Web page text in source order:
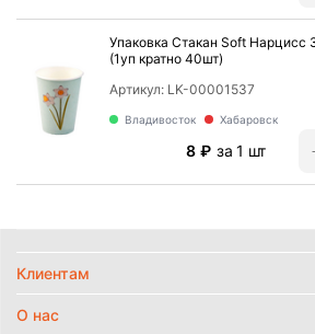
Упаковка Стакан Soft Нарцисс
(1уп кратно 40шт)
Владивосток Хабаровск
Артикул: LK-00001537
‍8‍ ₽ за 1 шт
Клиентам
О нас